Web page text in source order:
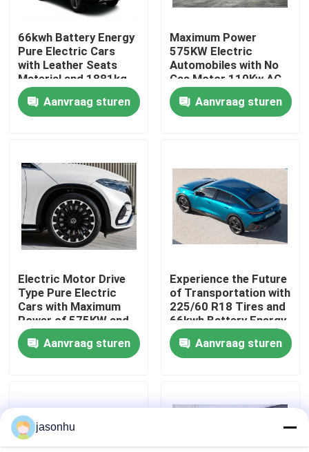
Thuis
Producten
Fabrieksreis
Kwaliteitscontrole
Vraag een offerte aan
gebruikte auto's
Grote Elektrische Auto's
66kwh Battery Energy
Pure Electric Cars
with Leather Seats
Material and 1881kg
Kerb Weight
Aanvraag sturen
Maximum Power
575KW Electric
Automobiles with No
Gas Motor 110Kw AC
Synchrounous Electric
MotorAanvraag sturen
Electric Motor Drive
Type Pure Electric
Cars with Maximum
Power of 575KW and
Kerb Weight of
1881kgAanvraag sturen
Experience the Future
of Transportation with
225/60 R18 Tires and
66kwh Battery Energy
Zero Emission Cars
Aanvraag sturen
jasonhu